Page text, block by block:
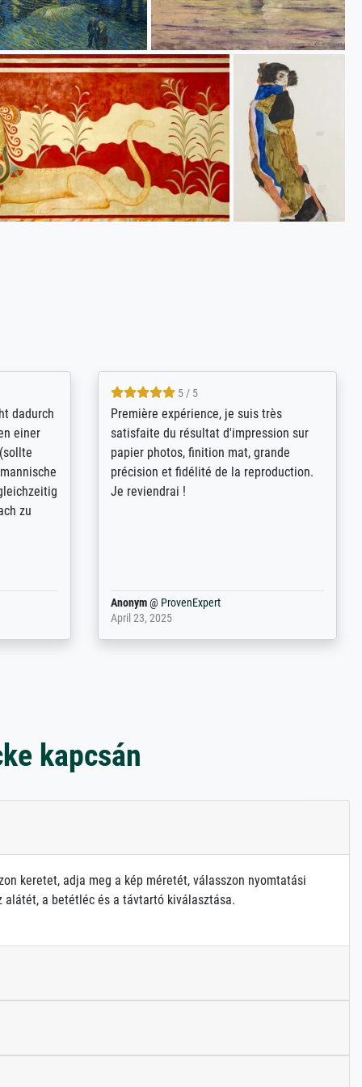
sich
(ein
-
4.8 / 5
Qualité absolument irréprochable.
Extraordinaire diversité des thèmes
abordés et personnalisation des
demandes (recadrage, réajustement des
couleurs). Relation clientèle parfaite.
Anonym@ ProvenExpert
March 31, 2025
kapcsán
keretet, adja meg a kép méretét, válasszon nyomtatási
a betétléc és a távtartó kiválasztása.